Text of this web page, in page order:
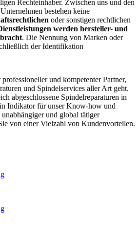
Rechteinhaber. Zwischen uns und den
bestehen keine
oder sonstigen rechtlichen
werden hersteller- und
. Die Nennung von Marken oder
der Identifikation
und kompetenter Partner,
und Spindelservices aller Art geht.
abgeschlossene Spindelreparaturen in
Indikator für unser Know-how und
und global tätiger
von einer Vielzahl von Kundenvorteilen.